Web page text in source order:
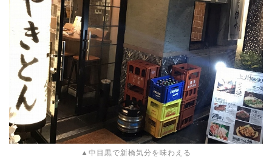
▲中目黒で新橋気分を味わえる